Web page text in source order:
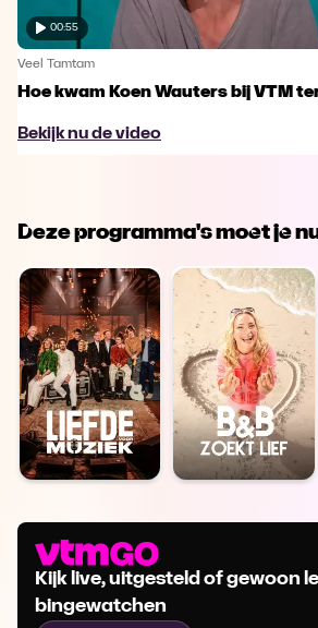
00:55
Veel Tamtam
Hoe kwam Koen Wauters bij VTM
Bekijk nu de video
Deze programma's moet je
Kijk live, uitgesteld of gewoon
bingewatchen